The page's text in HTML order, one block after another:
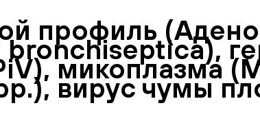
профиль
микоплазма
вирус чумы